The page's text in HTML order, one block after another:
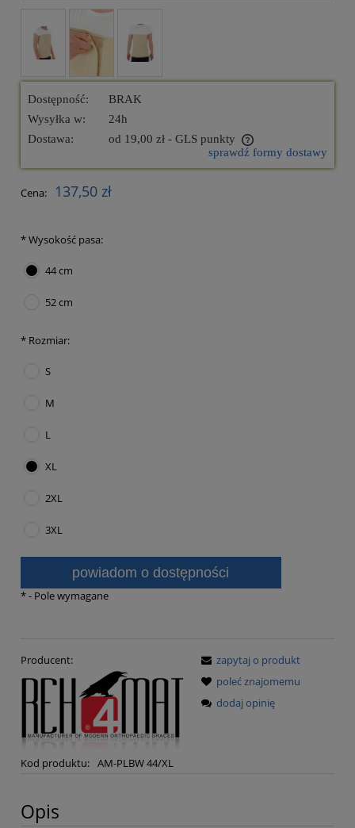
Dostępność:
BRAK
Wysyłka w:
24h
Dostawa:
od 19,00 zł - GLS punkty
Cena nie zawiera ewentualnych kosztów płatnościsprawdź formy dostawy
Cena: 137,50 zł
*Wysokość pasa:
44 cm
52 cm
* Rozmiar:
S
M
L
XL
2XL
3XL
powiadom o dostępności
*- Pole wymagane
Producent:
Kod produktu: AM-PLBW 44/XL
zapytaj o produkt
poleć znajomemu
dodaj opinię
Opis